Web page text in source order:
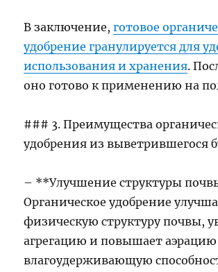
В заключение,готовое
удобрение гранулируется для
использования и хранения.
оно готово к применению на
### 3. Преимущества
удобрения из выветрившегося
– **Улучшение структуры
Органическое удобрение
физическую структуру почвы,
агрегацию и повышает
влагоудерживающую